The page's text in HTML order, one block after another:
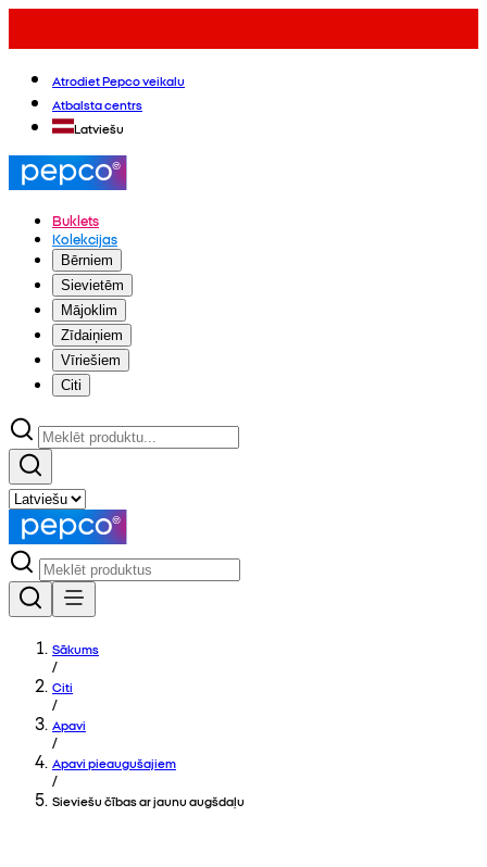
Atrodiet Pepco veikalu
Atbalsta centrs
Latviešu
Buklets
Kolekcijas
Bērniem
Sievietēm
Mājoklim
Zīdaiņiem
Vīriešiem
Citi
Sākums
/
Citi
/
Apavi
/
Apavi pieaugušajiem
/
Sieviešu čības ar jaunu augšdaļu